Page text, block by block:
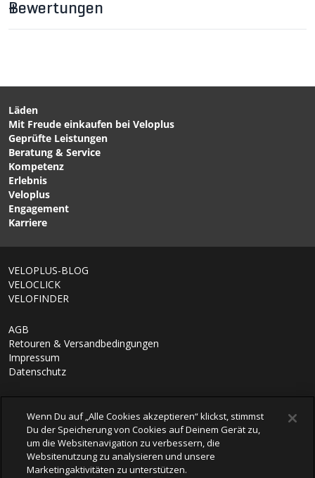
Stk. / schwarz / 4mm von
SHIMANO
CHF 34.90
LEX SL Schaltkabelhülle,
10m, 4mm, gefettet mit
gedichteten Endhülsen /
schwarz von JAGWIRE
CHF 15.90
Bewertungen
Läden
Mit Freude einkaufen bei Veloplus
Geprüfte Leistungen
Beratung & Service
Kompetenz
Erlebnis
Veloplus
Engagement
Karriere
VELOPLUS-BLOG
VELOCLICK
VELOFINDER
AGB
Retouren & Versandbedingungen
Impressum
Datenschutz
Wenn Du auf „Alle Cookies akzeptieren“ klickst, stimmst
Du der Speicherung von Cookies auf Deinem Gerät zu,
um die Websitenavigation zu verbessern, die
Websitenutzung zu analysieren und unsere
Marketingaktivitäten zu unterstützen.